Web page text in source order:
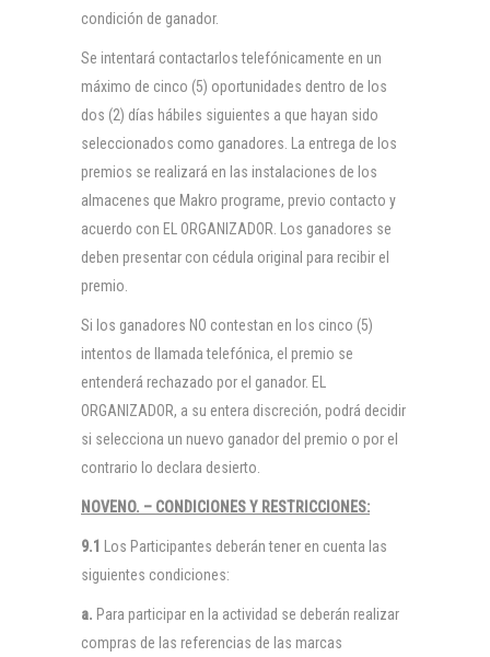
condición de ganador.
Se intentará contactarlos telefónicamente en un
máximo de cinco (5) oportunidades dentro de los
dos (2) días hábiles siguientes a que hayan sido
seleccionados como ganadores. La entrega de los
premios se realizará en las instalaciones de los
almacenes que Makro programe, previo contacto y
acuerdo con EL ORGANIZADOR. Los ganadores se
deben presentar con cédula original para recibir el
premio.
Si los ganadores NO contestan en los cinco (5)
intentos de llamada telefónica, el premio se
entenderá rechazado por el ganador. EL
ORGANIZADOR, a su entera discreción, podrá decidir
si selecciona un nuevo ganador del premio o por el
contrario lo declara desierto.
NOVENO. – CONDICIONES Y RESTRICCIONES:
9.1
Los Participantes deberán tener en cuenta las
siguientes condiciones:
a. Para participar en la actividad se deberán realizar
compras de las referencias de las marcas